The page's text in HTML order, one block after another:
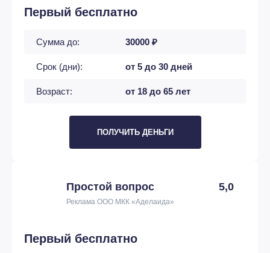
Первый бесплатно
Сумма до: 30000 ₽
Срок (дни): от 5 до 30 дней
Возраст: от 18 до 65 лет
ПОЛУЧИТЬ ДЕНЬГИ
Простой вопрос 5,0
Реклама ООО МКК «Аделаида»
Первый бесплатно